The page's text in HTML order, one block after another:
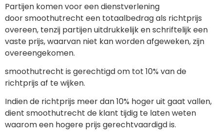
Partijen komen voor een dienstverlening
door smoothutrecht een totaalbedrag als richtprijs
overeen, tenzij partijen uitdrukkelijk en schriftelijk een
vaste prijs, waarvan niet kan worden afgeweken, zijn
overeengekomen.
smoothutrecht is gerechtigd om tot 10% van de
richtprijs af te wijken.
Indien de richtprijs meer dan 10% hoger uit gaat vallen,
dient smoothutrecht de klant tijdig te laten weten
waarom een hogere prijs gerechtvaardigd is.